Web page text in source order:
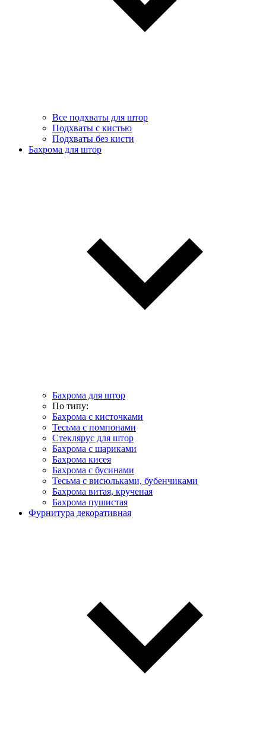
Все подхваты для штор
Подхваты с кистью
Подхваты без кисти
Бахрома для штор
Бахрома для штор
По типу:
Бахрома с кисточками
Тесьма с помпонами
Стеклярус для штор
Бахрома с шариками
Бахрома кисея
Бахрома с бусинами
Тесьма с висюльками, бубенчиками
Бахрома витая, крученая
Бахрома пушистая
Фурнитура декоративная